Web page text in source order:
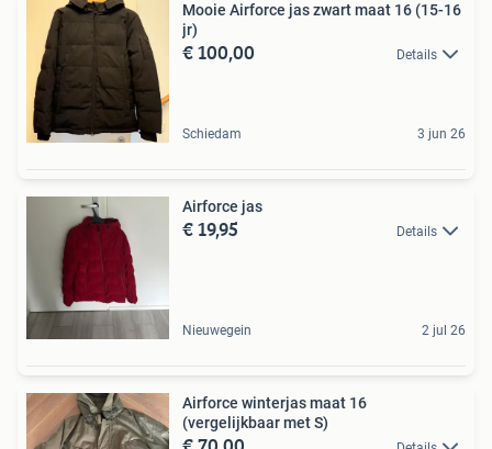
Mooie Airforce jas zwart maat 16 (15-16
jr)
€ 100,00 Details
Schiedam 3 jun 26
Airforce jas
€ 19,95 Details
Nieuwegein 2 jul 26
Airforce winterjas maat 16
(vergelijkbaar met S)